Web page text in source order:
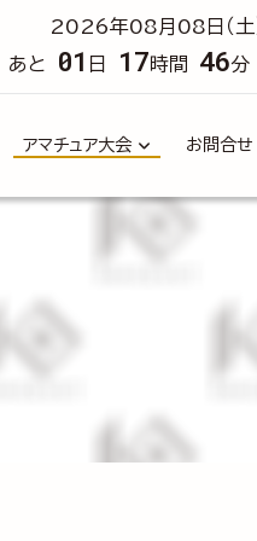
2026年08月08日（土
あと
01 日 17時間 46分
アマチュア大会 お問合せ